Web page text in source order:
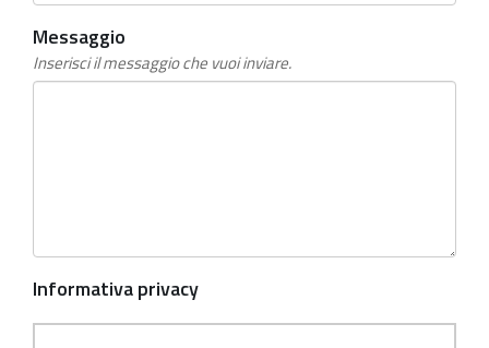
Messaggio
Inserisci il messaggio che vuoi inviare.
Informativa privacy